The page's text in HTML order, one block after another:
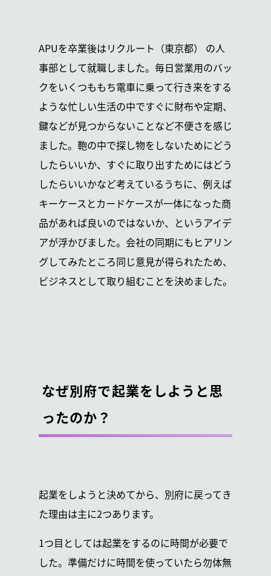
APUを卒業後はリクルート（東京都）
の人
事部として就職しました。毎日営業用のバッ
クをいくつももち電車に乗って行き来をする
ような忙しい生活の中ですぐに財布や定期、
鍵などが見つからないことなど不便さを感じ
ました。鞄の中で探し物をしないためにどう
したらいいか、すぐに取り出すためにはどう
したらいいかなど考えているうちに、例えば
キーケースとカードケースが一体になった商
品があれば良いのではないか、というアイデ
アが浮かびました。会社の同期にもヒアリン
グしてみたところ同じ意見が得られたため、
ビジネスとして取り組むことを決めました。
なぜ別府で起業をしようと思
ったのか？
起業をしようと決めてから、別府に戻ってき
た理由は主に2つあります。
1つ目としては起業をするのに時間が必要で
した。準備だけに時間を使っていたら勿体無